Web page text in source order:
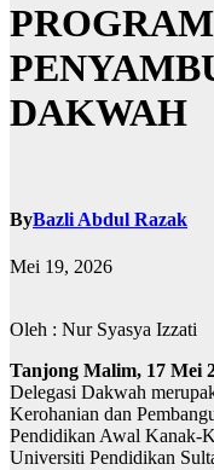
DAKWAH
ByBazli Abdul Razak
Mei 19, 2026
Oleh : Nur Syasya Izzati
Tanjong Malim, 17 Mei
Delegasi Dakwah
Kerohanian dan
Pendidikan Awal Kanak-
Universiti Pendidikan